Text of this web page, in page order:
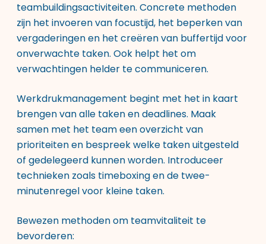
teambuildingsactiviteiten. Concrete methoden
zijn het invoeren van focustijd, het beperken van
vergaderingen en het creëren van buffertijd voor
onverwachte taken. Ook helpt het om
verwachtingen helder te communiceren.
Werkdrukmanagement begint met het in kaart
brengen van alle taken en deadlines. Maak
samen met het team een overzicht van
prioriteiten en bespreek welke taken uitgesteld
of gedelegeerd kunnen worden. Introduceer
technieken zoals timeboxing en de twee-
minutenregel voor kleine taken.
Bewezen methoden om teamvitaliteit te
bevorderen: